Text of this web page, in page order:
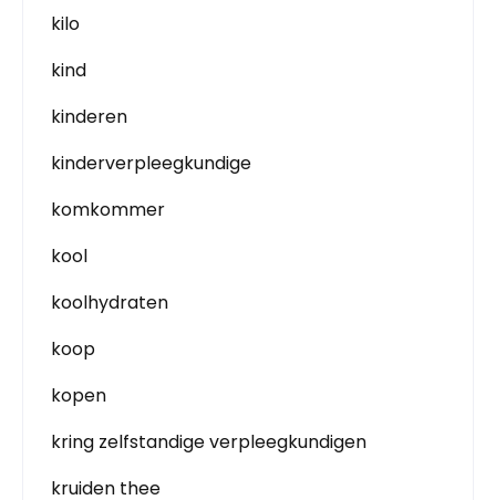
kilo
kind
kinderen
kinderverpleegkundige
komkommer
kool
koolhydraten
koop
kopen
kring zelfstandige verpleegkundigen
kruiden thee